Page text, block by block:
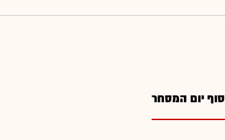
סוף יום המסחר